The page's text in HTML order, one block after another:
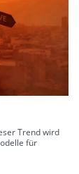
Trend wird
für